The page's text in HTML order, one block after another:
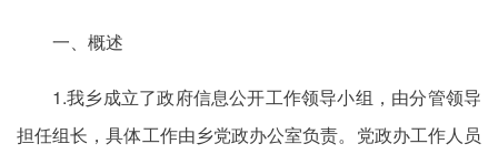
一、概述
1.我乡成立了政府信息公开工作领导小组，由分管领导
担任组长，具体工作由乡党政办公室负责。党政办工作人员